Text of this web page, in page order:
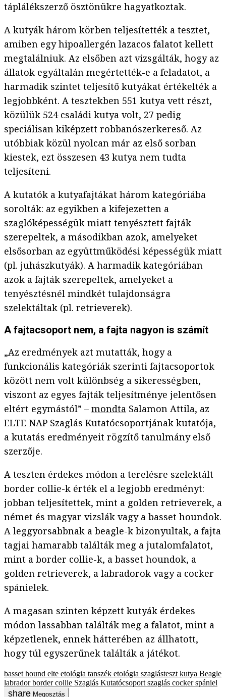
táplálékszerző ösztönükre hagyatkoztak.
A kutyák három körben teljesítették a tesztet,
amiben egy hipoallergén lazacos falatot kellett
megtalálniuk. Az elsőben azt vizsgálták, hogy az
állatok egyáltalán megértették-e a feladatot, a
harmadik szintet teljesítő kutyákat értékelték a
legjobbként. A tesztekben 551 kutya vett részt,
közülük 524 családi kutya volt, 27 pedig
speciálisan kiképzett robbanószerkereső. Az
utóbbiak közül nyolcan már az első sorban
kiestek, ezt összesen 43 kutya nem tudta
teljesíteni.
A kutatók a kutyafajtákat három kategóriába
sorolták: az egyikben a kifejezetten a
szaglóképességük miatt tenyésztett fajták
szerepeltek, a másodikban azok, amelyeket
elsősorban az együttműködési képességük miatt
(pl. juhászkutyák). A harmadik kategóriában
azok a fajták szerepeltek, amelyeket a
tenyésztésnél mindkét tulajdonságra
szelektáltak (pl. retrieverek).
A fajtacsoport nem, a fajta nagyon is számít
„Az eredmények azt mutatták, hogy a
funkcionális kategóriák szerinti fajtacsoportok
között nem volt különbség a sikerességben,
viszont az egyes fajták teljesítménye jelentősen
eltért egymástól” – mondta Salamon Attila, az
ELTE NAP Szaglás Kutatócsoportjának kutatója,
a kutatás eredményeit rögzítő tanulmány első
szerzője.
A teszten érdekes módon a terelésre szelektált
border collie-k érték el a legjobb eredményt:
jobban teljesítettek, mint a golden retrieverek, a
német és magyar vizslák vagy a basset houndok.
A leggyorsabbnak a beagle-k bizonyultak, a fajta
tagjai hamarabb találták meg a jutalomfalatot,
mint a border collie-k, a basset houndok, a
golden retrieverek, a labradorok vagy a cocker
spánielek.
A magasan szinten képzett kutyák érdekes
módon lassabban találták meg a falatot, mint a
képzetlenek, ennek hátterében az állhatott,
hogy túl egyszerűnek találták a játékot.
basset hound elte etológia tanszék etológia szaglásteszt kutya Beagle
labrador border collie Szaglás Kutatócsoport szaglás cocker spániel
Megosztás